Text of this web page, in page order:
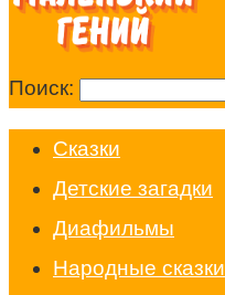
Поиск:
Cказки
Детские загадки
Диафильмы
Народные сказки